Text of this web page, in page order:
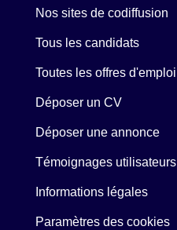
Nos sites de codiffusion
Tous les candidats
Toutes les offres d'emploi
Déposer un CV
Déposer une annonce
Témoignages utilisateurs
Informations légales
Paramètres des cookies